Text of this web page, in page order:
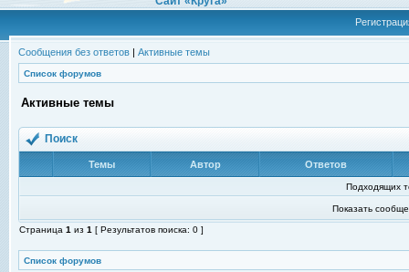
Сообщения без ответов | Активные темы
Список форумов
Активные темы
Поиск
Темы Автор Ответов
Подходящих
Показать
Страница 1 из 1 [ Результатов поиска: 0 ]
Список форумов